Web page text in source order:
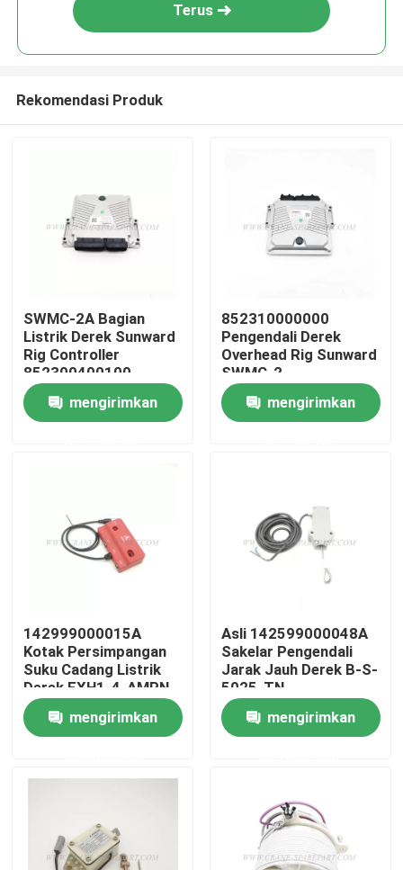
Rumah
Produk
Wisata pabrik
Kontrol kualitas
Hubungi kami
Berita
Suku Cadang Listrik Derek
Terus
Rekomendasi Produk
SWMC-2A Bagian
Listrik Derek Sunward
Rig Controller
852300400100
mengirimkan
852310000000
Pengendali Derek
Overhead Rig Sunward
SWMC-2
mengirimkan
142999000015A
Kotak Persimpangan
Suku Cadang Listrik
Derek FXH1-4-AMPN
mengirimkan
Asli 142599000048A
Sakelar Pengendali
Jarak Jauh Derek B-S-
5025-TN
mengirimkan